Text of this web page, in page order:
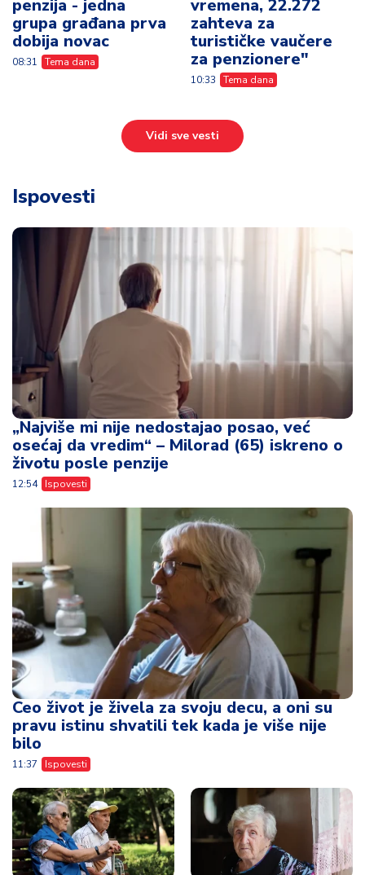
penzija - jedna
grupa građana prva
dobija novac
08:31 Tema dana
vremena, 22.272
zahteva za
turističke vaučere
za penzionere"
10:33 Tema dana
Vidi sve vesti
Ispovesti
„Najviše mi nije nedostajao posao, već
osećaj da vredim“ – Milorad (65) iskreno o
životu posle penzije
12:54 Ispovesti
Ceo život je živela za svoju decu, a oni su
pravu istinu shvatili tek kada je više nije
bilo
11:37 Ispovesti